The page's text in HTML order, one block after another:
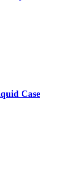
Case